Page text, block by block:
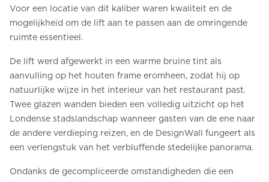
Voor een locatie van dit kaliber waren kwaliteit en de
mogelijkheid om de lift aan te passen aan de omringende
ruimte essentieel.
De lift werd afgewerkt in een warme bruine tint als
aanvulling op het houten frame eromheen, zodat hij op
natuurlijke wijze in het interieur van het restaurant past.
Twee glazen wanden bieden een volledig uitzicht op het
Londense stadslandschap wanneer gasten van de ene naar
de andere verdieping reizen, en de DesignWall fungeert als
een verlengstuk van het verbluffende stedelijke panorama.
Ondanks de gecompliceerde omstandigheden die een